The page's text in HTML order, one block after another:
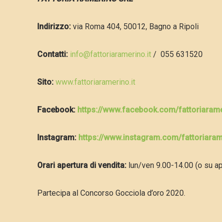
Indirizzo: via Roma 404, 50012, Bagno a Ripoli
Contatti: info@fattoriaramerino.it / 055 631520
Sito: www.fattoriaramerino.it
Facebook: https://www.facebook.com/
Instagram: https://www.instagram.com/
Orari apertura di vendita: lun/ven 9.00-14.00 (o su
Partecipa al Concorso Gocciola d’oro 2020.